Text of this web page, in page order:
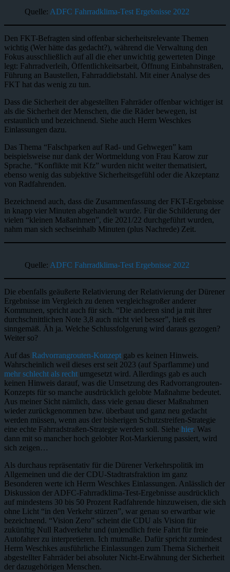
Quelle: ADFC Fahrradklima-Test Ergebnisse 2022
Den FKT-Befragten sind offenbar sicherheitsrelevante Themen
wichtig (Wer hätte das gedacht?), während die Verwaltung den
Fokus ausschließlich auf all die eher unwichtig gewerteten Dinge
legt: Fahrradverleih, Öffentlichkeitsarbeit, Öffnung Einbahnstraßen,
Führung an Baustellen, Fahrraddiebstahl. Mit einer Analyse des
FKT hat das wenig zu tun.
Dass die Sicherheit der abgestellten Fahrräder offenbar wichtiger ist
als die Sicherheit der Menschen, die die Räder bewegen, ist
erstaunlich und bezeichnend. Siehe auch Herrn Weschkes
Einlassungen dazu.
Das Thema “Falschparken auf Rad- und Gehwegen” kam
beispielsweise nur dank der Wortmeldung von Frau Karow zur
Sprache. “Konflikte mit Kfz” wurden nicht weiter thematisiert,
ebenso wenig das subjektive Sicherheitsgefühl oder die Akzeptanz
von Radfahrenden.
Bezeichnend auch, dass die Zusammenfassung der FKT-Ergebnisse
in knapp vier Minuten abgehandelt wurde. Für die Schilderung der
vielen “kleinen Maßanhmen”, die 2021/22 durchgeführt wurden,
nahm man sich sechseinhalb Minuten (plus Nachrede) Zeit.
Quelle: ADFC Fahrradklima-Test Ergebnisse 2022
Die ebenfalls geäußerte Relativierung der Relativierung der Dürener
Ergebnisse im Vergleich zu denen vergleichsgroßer anderer
Kommunen, spricht auch für sich. “Die anderen sind ja mit ihrer
durchschnittlichen Note 3,8 auch nicht viel besser”, hieß es
sinngemäß. Äh ja. Welche Schlussfolgerung wird daraus gezogen?
Weiter so?
Auf das Radvorrangrouten-Konzept gab es keinen Hinweis.
Wahrscheinlich weil dieses erst seit 2023 (auf Sparflamme) und
mehr schlecht als recht umgesetzt wird. Allerdings gab es auch
keinen Hinweis darauf, was die Umsetzung des Radvorrangrouten-
Konzepts für so manche ausdrücklich gelobte Maßnahme bedeutet.
Aus meiner Sicht nämlich, dass viele genau dieser Maßnahmen
wieder zurückgenommen bzw. überbaut und ganz neu gedacht
werden müssen, wenn aus der bisherigen Schutzstreifen-Strategie
eine echte Fahrradstraßen-Strategie werden soll. Siehe hier. Was
dann mit so mancher hoch gelobter Rot-Markierung passiert, wird
sich zeigen…
Als durchaus repräsentativ für die Dürener Verkehrspolitik im
Allgemeinen und die der CDU-Stadtratsfraktion im ganz
Besonderen werte ich Herrn Weschkes Einlassungen. Anlässlich der
Diskussion der ADFC-Fahrradklima-Test-Ergebnisse ausdrücklich
auf mindestens 30 bis 50 Prozent Radfahrende hinzuweisen, die sich
ohne Licht “in den Verkehr stürzen”, war genau so erwartbar wie
bezeichnend. “Vision Zero” scheint die CDU als Vision für
zukünftig Null Radverkehr und (un)endlich freie Fahrt für freie
Autofahrer zu interpretieren. Ich mutmaße. Dafür spricht zumindest
Herrn Weschkes ausführliche Einlassungen zum Thema Sicherheit
abgestellter Fahrräder bei absoluter Nicht-Erwähnung der Sicherheit
der dazugehörigen Menschen.